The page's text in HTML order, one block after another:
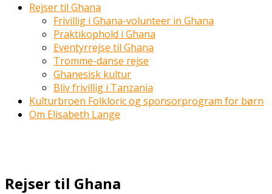
Rejser til Ghana
Frivillig i Ghana-volunteer in Ghana
Praktikophold i Ghana
Eventyrrejse til Ghana
Tromme-danse rejse
Ghanesisk kultur
Bliv frivillig i Tanzania
Kulturbroen Folkloric og sponsorprogram for børn
Om Elisabeth Lange
Rejser til Ghana